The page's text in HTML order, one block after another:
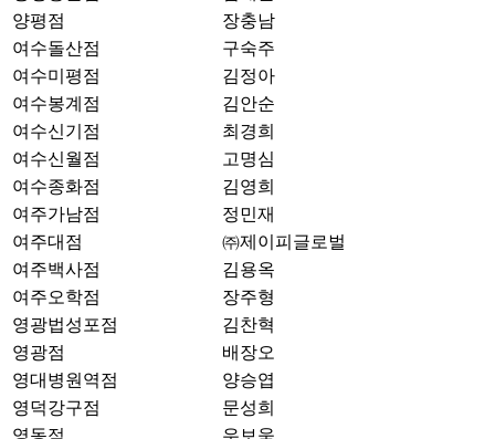
양평점
장충남
여수돌산점
구숙주
여수미평점
김정아
여수봉계점
김안순
여수신기점
최경희
여수신월점
고명심
여수종화점
김영희
여주가남점
정민재
여주대점
㈜제이피글로벌
여주백사점
김용옥
여주오학점
장주형
영광법성포점
김찬혁
영광점
배장오
영대병원역점
양승엽
영덕강구점
문성희